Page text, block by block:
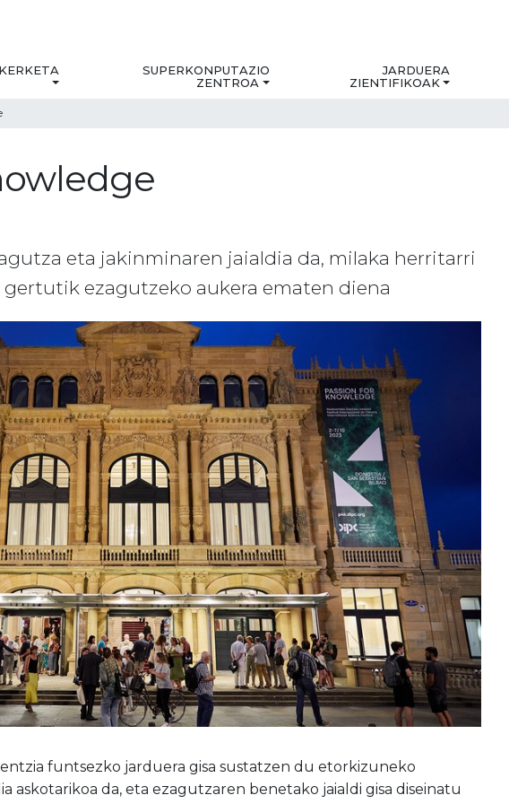
SUPERKONPUTAZIO
ZENTROA
JARDUERA
ZIENTIFIKOAK
eta jakinminaren jaialdia da, milaka herritarri
ezagutzeko aukera ematen diena
funtsezko jarduera gisa sustatzen du etorkizuneko
askotarikoa da, eta ezagutzaren benetako jaialdi gisa diseinatu